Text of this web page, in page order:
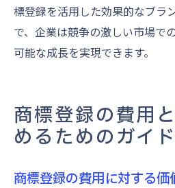
標登録を活用した効果的なブラ
で、企業は競争の激しい市場で
可能な成長を実現できます。
商標登録の費用
めるためのガイド
商標登録の費用に対する価